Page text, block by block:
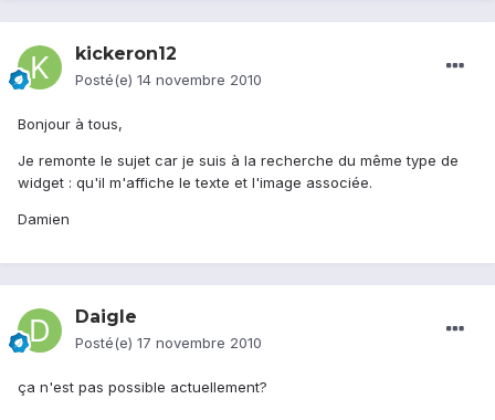
kickeron12
Posté(e) 14 novembre 2010
Bonjour à tous,
Je remonte le sujet car je suis à la recherche du même type de
widget : qu'il m'affiche le texte et l'image associée.
Damien
Daigle
Posté(e) 17 novembre 2010
ça n'est pas possible actuellement?